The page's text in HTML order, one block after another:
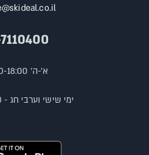
א'-ה' 09:00-18:00
ימי שישי וערבי חג - 09:00-13:00